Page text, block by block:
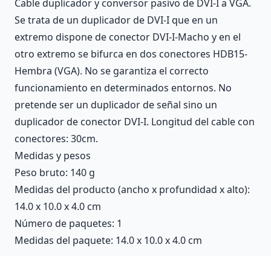
Cable duplicador y conversor pasivo de DVI-I a VGA.
Se trata de un duplicador de DVI-I que en un
extremo dispone de conector DVI-I-Macho y en el
otro extremo se bifurca en dos conectores HDB15-
Hembra (VGA). No se garantiza el correcto
funcionamiento en determinados entornos. No
pretende ser un duplicador de señal sino un
duplicador de conector DVI-I. Longitud del cable con
conectores: 30cm.
Medidas y pesos
Peso bruto: 140 g
Medidas del producto (ancho x profundidad x alto):
14.0 x 10.0 x 4.0 cm
Número de paquetes: 1
Medidas del paquete: 14.0 x 10.0 x 4.0 cm